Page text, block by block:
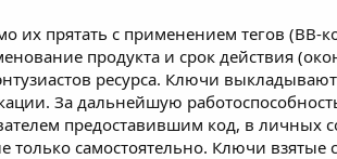
прятать с применением тегов (ВВ-
продукта и срок действия
ресурса. Ключи
За дальнейшую
предоставившим код, в личных
самостоятельно. Ключи взятые